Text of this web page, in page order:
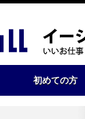
初めての方